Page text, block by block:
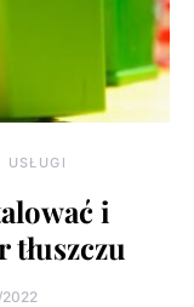
USŁUGI
i
2022